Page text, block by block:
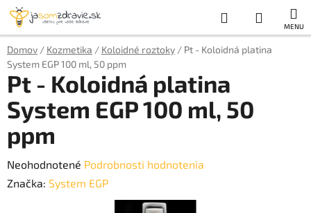
Prejsť
obsah
Hľadať
KOŠÍK
Domov / Kozmetika / Koloidné roztoky / Pt - Koloidná platina
System EGP 100 ml, 50 ppm
Pt - Koloidná platina
System EGP 100 ml, 50
ppm
Priemerné
hodnotenie
Neohodnotené Podrobnosti hodnotenia
Značka: System EGP